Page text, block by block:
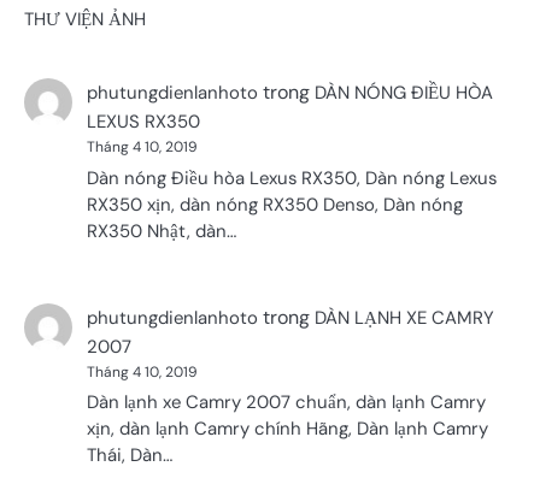
THƯ VIỆN ẢNH
phutungdienlanhoto trong DÀN NÓNG ĐIỀU HÒA
LEXUS RX350
Tháng 4 10, 2019
Dàn nóng Điều hòa Lexus RX350, Dàn nóng Lexus
RX350 xịn, dàn nóng RX350 Denso, Dàn nóng
RX350 Nhật, dàn…
phutungdienlanhoto trong DÀN LẠNH XE CAMRY
2007
Tháng 4 10, 2019
Dàn lạnh xe Camry 2007 chuẩn, dàn lạnh Camry
xịn, dàn lạnh Camry chính Hãng, Dàn lạnh Camry
Thái, Dàn…